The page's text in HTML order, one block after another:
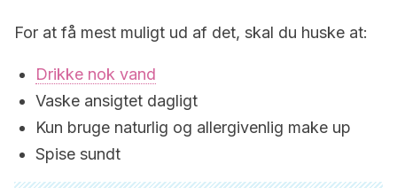
For at få mest muligt ud af det, skal du huske at:
Drikke nok vand
Vaske ansigtet dagligt
Kun bruge naturlig og allergivenlig make up
Spise sundt